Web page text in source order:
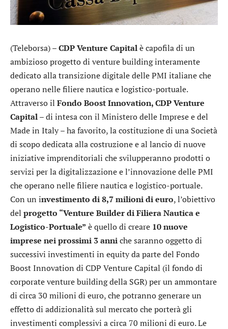
(Teleborsa) –CDP Venture Capitalè capofila di un
ambizioso progetto di venture building interamente
dedicato alla transizione digitale delle PMI italiane che
operano nelle filiere nautica e logistico-portuale.
Attraverso il Fondo Boost Innovation, CDP Venture
Capital– di intesa con il Ministero delle Imprese e del
Made in Italy – ha favorito, la costituzione di una Società
di scopo dedicata alla costruzione e al lancio di nuove
iniziative imprenditoriali che svilupperanno prodotti o
servizi per la digitalizzazione e l’innovazione delle PMI
che operano nelle filiere nautica e logistico-portuale.
Con un investimento di 8,7 milioni di euro, l’obiettivo
del progetto “Venture Builder di Filiera Nautica e
Logistico-Portuale” è quello di creare 10 nuove
imprese nei prossimi 3 anniche saranno oggetto di
successivi investimenti in equity da parte del Fondo
Boost Innovation di CDP Venture Capital (il fondo di
corporate venture building della SGR) per un ammontare
di circa 30 milioni di euro, che potranno generare un
effetto di addizionalità sul mercato che porterà gli
investimenti complessivi a circa 70 milioni di euro. Le